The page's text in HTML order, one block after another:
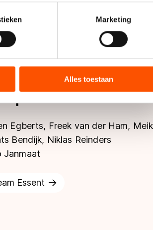
(fingerprinting)
in het
detailgedeeltein. U kunt uw
voor social media, advertenties en
verstrekt of die zij hebben verzameld via
de EU, zoals de VS, waar mogelijk
klikken, stemt u in met deze overdracht.
Marketing
Alles toestaan
Team
Egberts, Freek van der Ham,
Bendijk, Niklas Reinders
Essent